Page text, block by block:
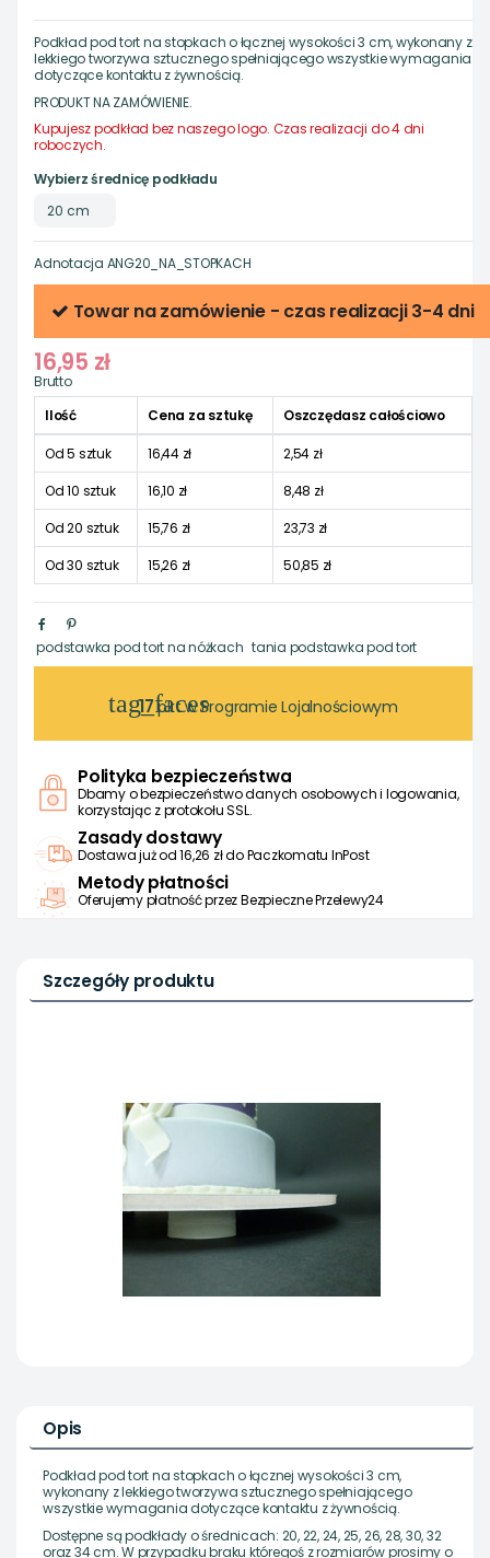
Podkład pod tort na stopkach o łącznej wysokości 3 cm, wykonany z
lekkiego tworzywa sztucznego spełniającego wszystkie wymagania
dotyczące kontaktu z żywnością.
PRODUKT NA ZAMÓWIENIE.
Kupujesz podkład bez naszego logo. Czas realizacji do 4 dni
roboczych.
Wybierz średnicę podkładu
Adnotacja ANG20_NA_STOPKACH
Towar na zamówienie - czas realizacji 3-4 dni
16,95 zł
Brutto
Ilość
Cena za sztukę Oszczędasz całościowo
Od 5 sztuk 16,44 zł
2,54 zł
Od 10 sztuk
16,10 zł
8,48 zł
Od 20 sztuk
15,76 zł
23,73 zł
Od 30 sztuk
15,26 zł 50,85 zł
podstawka pod tort na nóżkach tania podstawka pod tort
tag_faces
17pkt w Programie Lojalnościowym
Polityka bezpieczeństwa
Dbamy o bezpieczeństwo danych osobowych i logowania,
korzystając z protokołu SSL.
Zasady dostawy
Dostawa już od 16,26 zł do Paczkomatu InPost
Metody płatności
Oferujemy płatność przez Bezpieczne Przelewy24
Szczegóły produktu
Opis
Podkład pod tort na stopkach o łącznej wysokości 3 cm,
wykonany z lekkiego tworzywa sztucznego spełniającego
wszystkie wymagania dotyczące kontaktu z żywnością.
Dostępne są podkłady o średnicach: 20, 22, 24, 25, 26, 28, 30, 32
oraz 34 cm. W przypadku braku któregoś z rozmiarów prosimy o